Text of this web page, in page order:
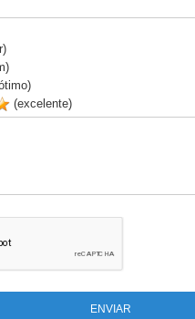
(excelente)